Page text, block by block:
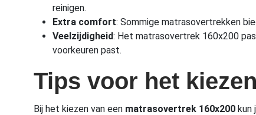
reinigen.
Extra comfort: Sommige matrasovertrekken
Veelzijdigheid: Het matrasovertrek 160x200
voorkeuren past.
Tips voor het
Bij het kiezen van een matrasovertrek 160x200 kun